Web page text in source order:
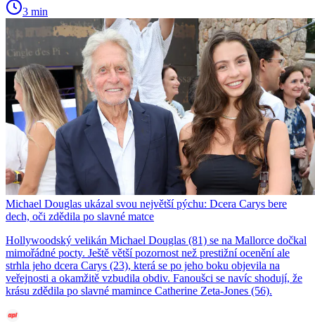
3 min
Michael Douglas ukázal svou největší pýchu: Dcera Carys bere
dech, oči zdědila po slavné matce
Hollywoodský velikán Michael Douglas (81) se na Mallorce dočkal
mimořádné pocty. Ještě větší pozornost než prestižní ocenění ale
strhla jeho dcera Carys (23), která se po jeho boku objevila na
veřejnosti a okamžitě vzbudila obdiv. Fanoušci se navíc shodují, že
krásu zdědila po slavné mamince Catherine Zeta-Jones (56).